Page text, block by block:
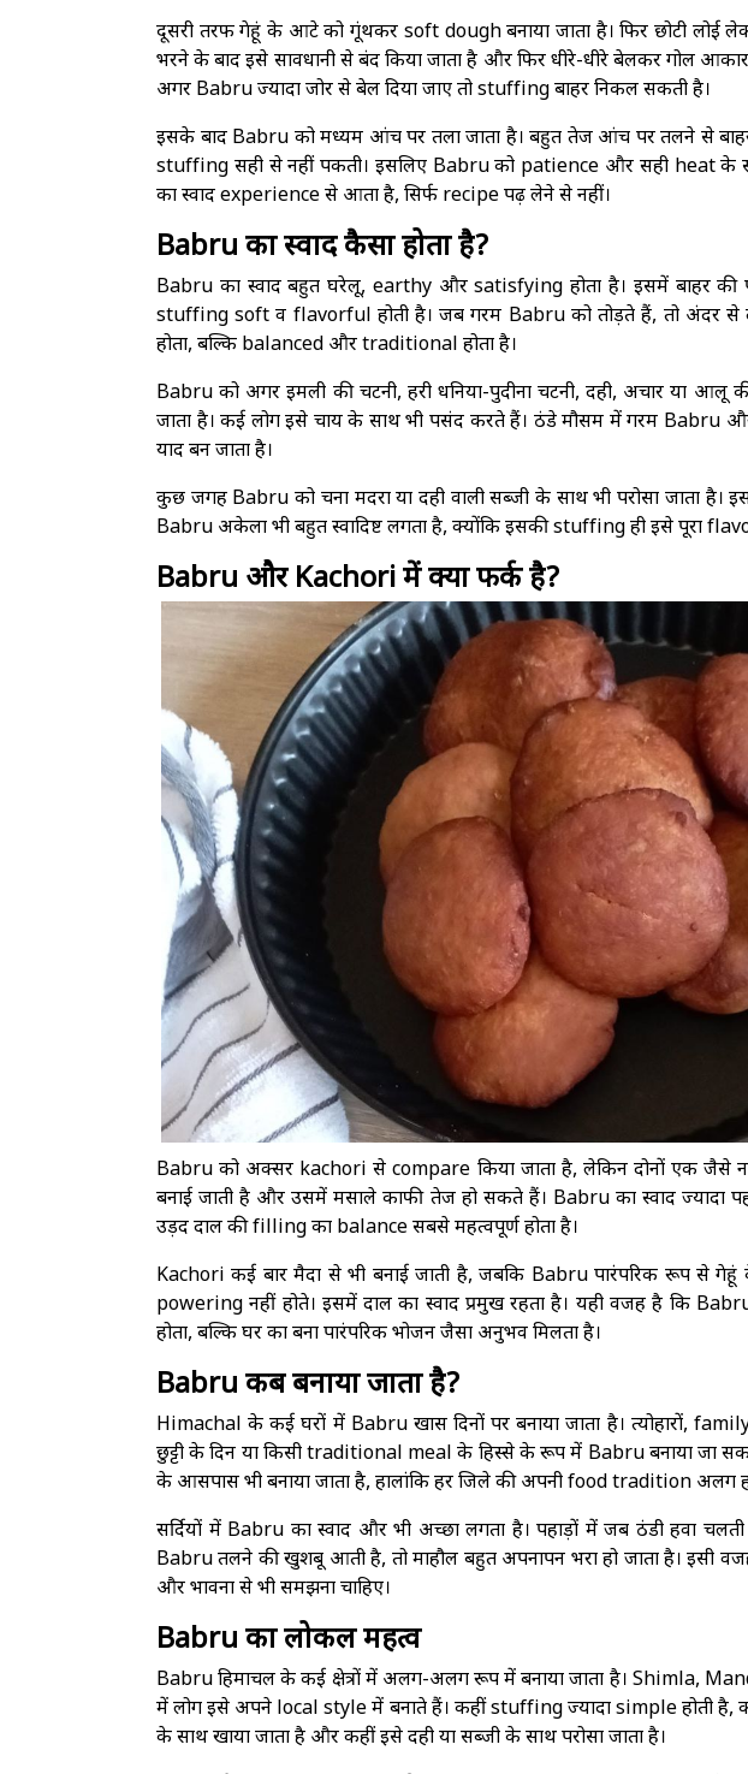
दूसरी तरफ गेहूं के आटे को गूंथकर soft dough बनाया जाता है। फिर छोटी लोई
भरने के बाद इसे सावधानी से बंद किया जाता है और फिर धीरे-धीरे बेलकर गोल
अगर Babru ज्यादा जोर से बेल दिया जाए तो stuffing बाहर निकल सकती है।
इसके बाद Babru को मध्यम आंच पर तला जाता है। बहुत तेज आंच पर तलने से
stuffing सही से नहीं पकती। इसलिए Babru को patience और सही heat के
का स्वाद experience से आता है, सिर्फ recipe पढ़ लेने से नहीं।
Babru का स्वाद कैसा होता है?
Babru का स्वाद बहुत घरेलू, earthy और satisfying होता है। इसमें बाहर
stuffing soft व flavorful होती है। जब गरम Babru को तोड़ते हैं, तो अंदर से
होता, बल्कि balanced और traditional होता है।
Babru को अगर इमली की चटनी, हरी धनिया-पुदीना चटनी, दही, अचार या
जाता है। कई लोग इसे चाय के साथ भी पसंद करते हैं। ठंडे मौसम में गरम Babru और
याद बन जाता है।
कुछ जगह Babru को चना मदरा या दही वाली सब्जी के साथ भी परोसा जाता
Babru अकेला भी बहुत स्वादिष्ट लगता है, क्योंकि इसकी stuffing ही इसे पूरा
Babru और Kachori में क्या फर्क है?
Babru को अक्सर kachori से compare किया जाता है, लेकिन दोनों एक जैसे
बनाई जाती है और उसमें मसाले काफी तेज हो सकते हैं। Babru का स्वाद
उड़द दाल की filling का balance सबसे महत्वपूर्ण होता है।
Kachori कई बार मैदा से भी बनाई जाती है, जबकि Babru पारंपरिक रूप से
powering नहीं होते। इसमें दाल का स्वाद प्रमुख रहता है। यही वजह है कि
होता, बल्कि घर का बना पारंपरिक भोजन जैसा अनुभव मिलता है।
Babru कब बनाया जाता है?
Himachal के कई घरों में Babru खास दिनों पर बनाया जाता है। त्योहारों,
छुट्टी के दिन या किसी traditional meal के हिस्से के रूप में Babru बनाया जा
के आसपास भी बनाया जाता है, हालांकि हर जिले की अपनी food tradition अलग
सर्दियों में Babru का स्वाद और भी अच्छा लगता है। पहाड़ों में जब ठंडी हवा
Babru तलने की खुशबू आती है, तो माहौल बहुत अपनापन भरा हो जाता है। इसी
और भावना से भी समझना चाहिए।
Babru का लोकल महत्व
Babru हिमाचल के कई क्षेत्रों में अलग-अलग रूप में बनाया जाता है। Shimla,
में लोग इसे अपने local style में बनाते हैं। कहीं stuffing ज्यादा simple होती है,
के साथ खाया जाता है और कहीं इसे दही या सब्जी के साथ परोसा जाता है।